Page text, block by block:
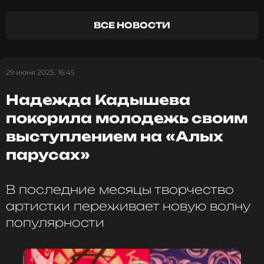
оставаться в курсе событий
ПОДПИСАТЬСЯ
ВСЕ НОВОСТИ
29 июня 2025, 16:45
Надежда Кадышева
покорила молодежь своим
выступлением на «Алых
парусах»
В последние месяцы творчество
артистки переживает новую волну
популярности